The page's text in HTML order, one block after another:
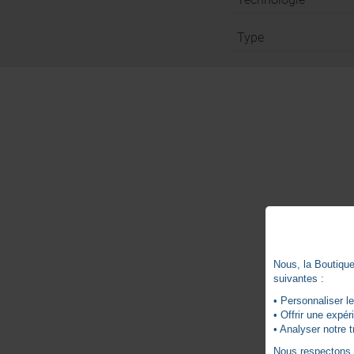
Type
Nous, la
suivantes :
• Personnaliser
• Offrir une
• Analyser notre
Nous